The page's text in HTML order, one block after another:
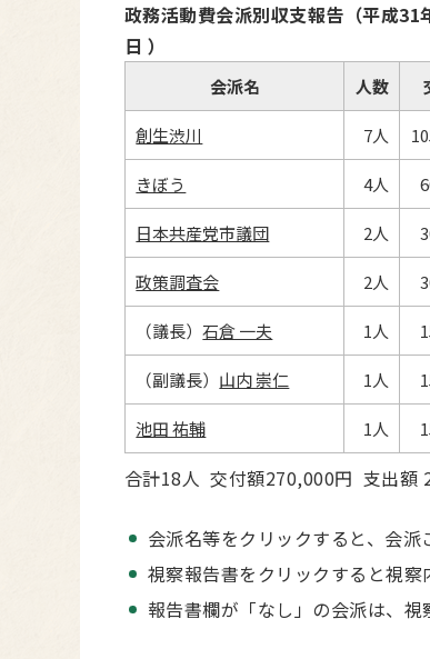
政務活動費会派別収支報告（平成
日 ）
会派名 人数
創生渋川 7人
きぼう 4人
日本共産党市議団 2人
政策調査会 2人
（議長）石倉 一夫 1人
（副議長） 山内 崇仁 1人
池田 祐輔 1人
合計18人 交付額270,000円 支出額
会派名等をクリックすると、会派
視察報告書をクリックすると視察
報告書欄が「なし」の会派は、視